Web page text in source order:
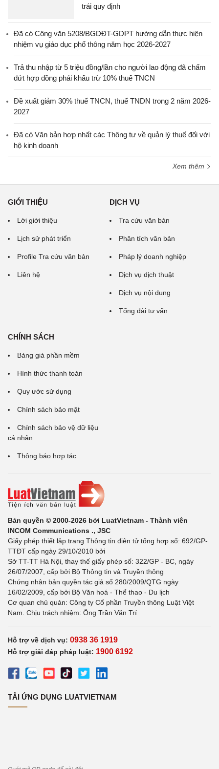
trái quy định
Đã có Công văn 5208/BGDĐT-GDPT hướng dẫn thực hiện
nhiệm vụ giáo dục phổ thông năm học 2026-2027
Trả thu nhập từ 5 triệu đồng/lần cho người lao động đã chấm
dứt hợp đồng phải khấu trừ 10% thuế TNCN
Đề xuất giảm 30% thuế TNCN, thuế TNDN trong 2 năm 2026-
2027
Đã có Văn bản hợp nhất các Thông tư về quản lý thuế đối với
hộ kinh doanh
Xem thêm
GIỚI THIỆU
Lời giới thiệu
Lịch sử phát triển
Profile Tra cứu văn bản
Liên hệ
DỊCH VỤ
Tra cứu văn bản
Phân tích văn bản
Pháp lý doanh nghiệp
Dịch vụ dịch thuật
Dịch vụ nội dung
Tổng đài tư vấn
CHÍNH SÁCH
Bảng giá phần mềm
Hình thức thanh toán
Quy ước sử dụng
Chính sách bảo mật
Chính sách bảo vệ dữ liệu
cá nhân
Thông báo hợp tác
Bản quyền © 2000-2026 bởi LuatVietnam - Thành viên
INCOM Communications ., JSC
Giấy phép thiết lập trang Thông tin điện tử tổng hợp số: 692/GP-
TTĐT cấp ngày 29/10/2010 bởi
Sở TT-TT Hà Nội, thay thế giấy phép số: 322/GP - BC, ngày
26/07/2007, cấp bởi Bộ Thông tin và Truyền thông
Chứng nhận bản quyền tác giả số 280/2009/QTG ngày
16/02/2009, cấp bởi Bộ Văn hoá - Thể thao - Du lịch
Cơ quan chủ quản: Công ty Cổ phần Truyền thông Luật Việt
Nam. Chịu trách nhiệm: Ông Trần Văn Trí
Hỗ trợ về dịch vụ: 0938 36 1919
Hỗ trợ giải đáp pháp luật: 1900 6192
TẢI ỨNG DỤNG LUATVIETNAM